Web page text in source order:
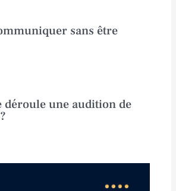
sans être
déroule une audition de